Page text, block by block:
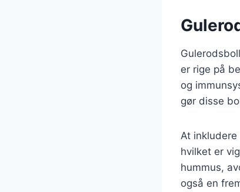
er rige på
og
gør disse
At
hvilket er
hummus,
også en